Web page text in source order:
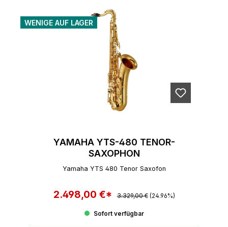
WENIGE AUF LAGER
YAMAHA YTS-480 TENOR-
SAXOPHON
Yamaha YTS 480 Tenor Saxofon
Verkaufspreis:
2.498,00 €* Regulärer Preis:
3.329,00 € (24.96%)
Sofort verfügbar